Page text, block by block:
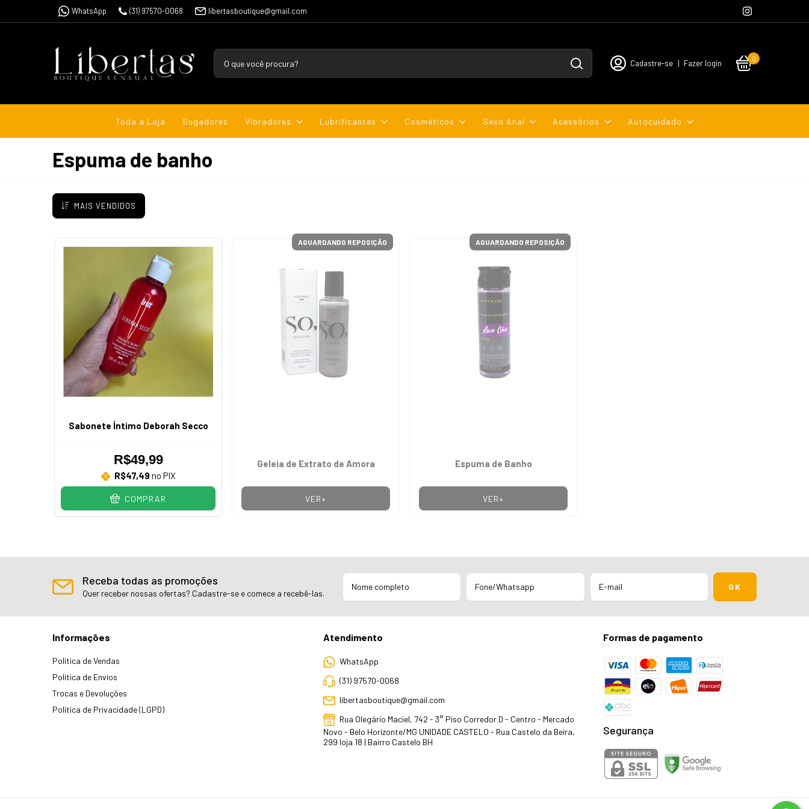
WhatsApp (31) 97570-0068 libertasboutique@gmail.com
Cadastre-se | Fazer login 0
Toda a Loja Sugadores Vibradores Lubrificantes Cosméticos Sexo Anal Acessórios Autocuidado
Espuma de banho
MAIS VENDIDOS
Sabonete Íntimo Deborah Secco
R$49,99
R$47,49 no PIX
COMPRAR
AGUARDANDO REPOSIÇÃO
Geleia de Extrato de Amora
VER+
AGUARDANDO REPOSIÇÃO
Espuma de Banho
VER+
Receba todas as promoções
Quer receber nossas ofertas? Cadastre-se e comece a recebê-las.
Informações
Política de Vendas
Política de Envios
Trocas e Devoluções
Política de Privacidade (LGPD)
Atendimento
WhatsApp
(31) 97570-0068
libertasboutique@gmail.com
Rua Olegário Maciel, 742 - 3° Piso Corredor D - Centro - Mercado
Novo - Belo Horizonte/MG UNIDADE CASTELO - Rua Castelo da Beira,
299 loja 18 | Bairro Castelo BH
Formas de pagamento
Segurança